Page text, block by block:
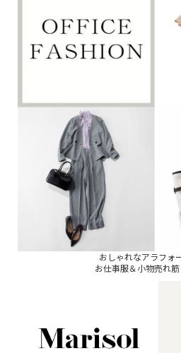
おしゃれなアラフォ
お仕事服＆小物売れ